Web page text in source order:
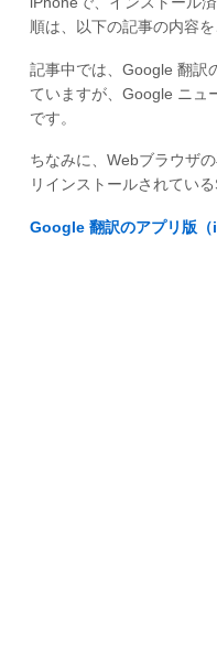
順は、以下の記事の内容を
記事中では、Google 翻訳
ていますが、Google ニュ
です。
ちなみに、Webブラウザ
リインストールされてい
Google 翻訳のアプリ版